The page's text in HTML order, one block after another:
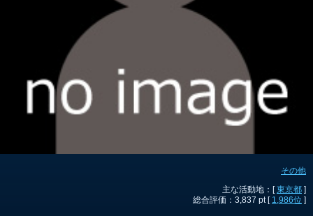
その他
主な活動地：[東京都 ]
総合評価：3,837 pt [ 1,986位 ]